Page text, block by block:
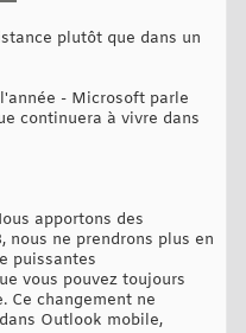
plutôt que dans un
- Microsoft parle
continuera à vivre dans
apportons des
ne prendrons plus en
puissantes
vous pouvez toujours
Ce changement ne
Outlook mobile,